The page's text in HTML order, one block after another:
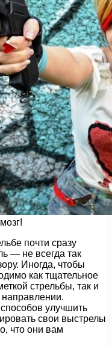
почти сразу
— не всегда так
Иногда, чтобы
как тщательное
стрельбы, так и
улучшить
свои выстрелы
что они вам